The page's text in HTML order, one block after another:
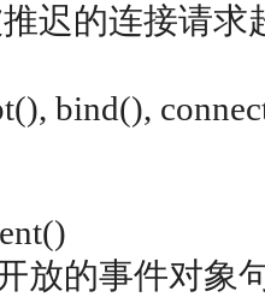
迟的连接请求
bind(),
放的事件对象